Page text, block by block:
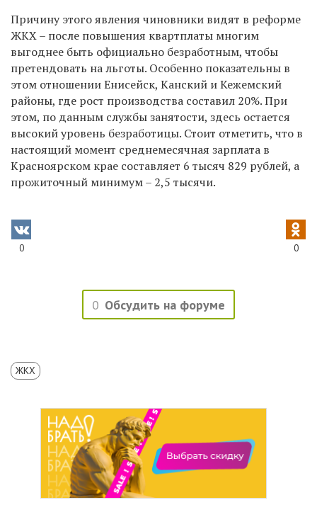
Причину этого явления чиновники видят в реформе
ЖКХ – после повышения квартплаты многим
выгоднее быть официально безработным, чтобы
претендовать на льготы. Особенно показательны в
этом отношении Енисейск, Канский и Кежемский
районы, где рост производства составил 20%. При
этом, по данным службы занятости, здесь остается
высокий уровень безработицы. Стоит отметить, что в
настоящий момент среднемесячная зарплата в
Красноярском крае составляет 6 тысяч 829 рублей, а
прожиточный минимум – 2,5 тысячи.
0 0
0 Обсудить на форуме
ЖКХ